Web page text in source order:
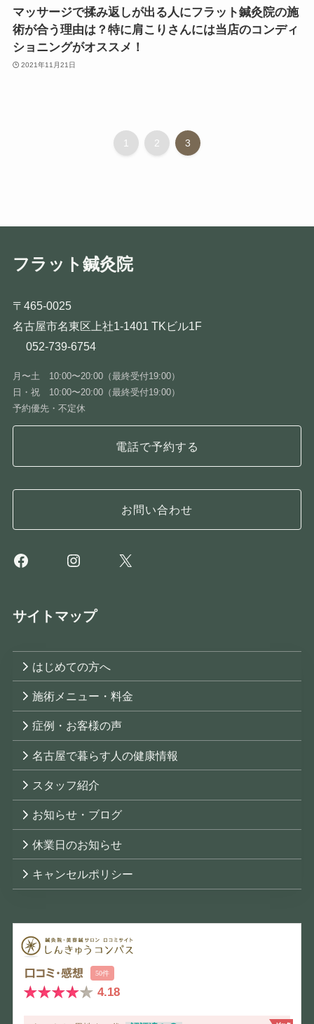
マッサージで揉み返しが出る人にフラット鍼灸院の施
術が合う理由は？特に肩こりさんには当店のコンディ
ショニングがオススメ！
2021年11月21日
1 2 3
フラット鍼灸院
〒465-0025
名古屋市名東区上社1-1401 TKビル1F
052-739-6754
月〜土 10:00〜20:00（最終受付19:00）
日・祝 10:00〜20:00（最終受付19:00）
予約優先・不定休
電話で予約する
お問い合わせ
FacebookInstagram
X
サイトマップ
はじめての方へ
施術メニュー・料金
症例・お客様の声
名古屋で暮らす人の健康情報
スタッフ紹介
お知らせ・ブログ
休業日のお知らせ
キャンセルポリシー